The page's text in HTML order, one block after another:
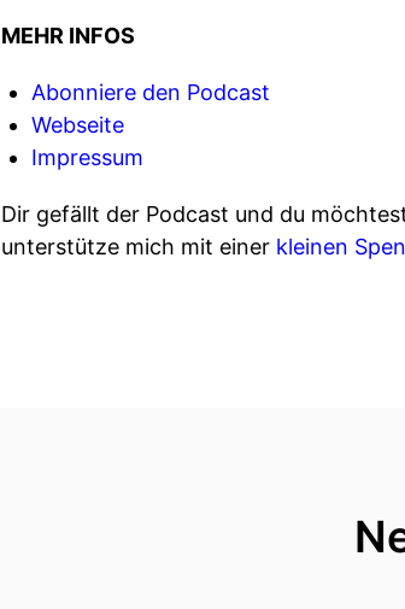
MEHR INFOS
Abonniere den Podcast
Webseite
Impressum
Dir gefällt der Podcast und du
unterstütze mich mit einer kleinen